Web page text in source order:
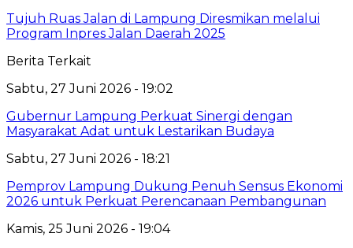
Tujuh Ruas Jalan di Lampung Diresmikan melalui
Program Inpres Jalan Daerah 2025
Berita Terkait
Sabtu, 27 Juni 2026 - 19:02
Gubernur Lampung Perkuat Sinergi dengan
Masyarakat Adat untuk Lestarikan Budaya
Sabtu, 27 Juni 2026 - 18:21
Pemprov Lampung Dukung Penuh Sensus Ekonomi
2026 untuk Perkuat Perencanaan Pembangunan
Kamis, 25 Juni 2026 - 19:04